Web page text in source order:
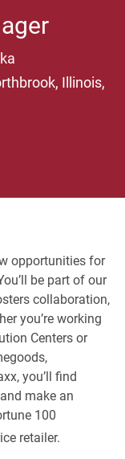
Illinois,
opportunities for
be part of our
collaboration,
you’re working
Centers or
you’ll find
make an
100
retailer.